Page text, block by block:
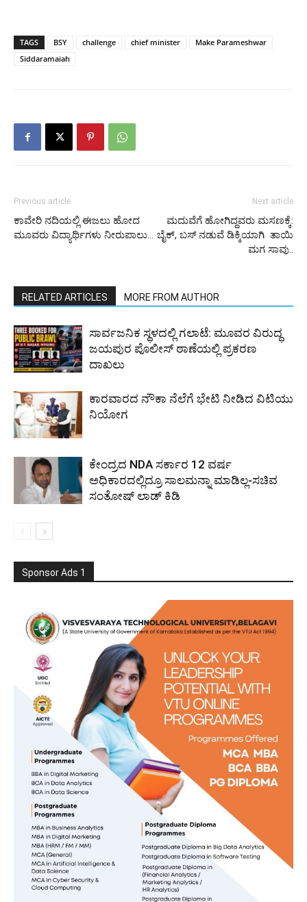
TAGS BSY challenge chief minister
Make Parameshwar
Siddaramaiah
Previous article
ಕಾವೇರಿ ನದಿಯಲ್ಲಿ ಈಜಲು ಹೋದ
ಮೂವರು ವಿದ್ಯಾರ್ಥಿಗಳು ನೀರುಪಾಲು…
Next article
ಮದುವೆಗೆ ಹೋಗಿದ್ದವರು ಮಸಣಕ್ಕೆ:
ಬೈಕ್, ಬಸ್ ನಡುವೆ ಡಿಕ್ಕಿಯಾಗಿ ತಾಯಿ
ಮಗ ಸಾವು..
RELATED ARTICLES MORE FROM AUTHOR
ಸಾರ್ವಜನಿಕ ಸ್ಥಳದಲ್ಲಿ ಗಲಾಟೆ: ಮೂವರ ವಿರುದ್ಧ
ಜಯಪುರ ಪೊಲೀಸ್ ಠಾಣೆಯಲ್ಲಿ ಪ್ರಕರಣ
ದಾಖಲು
ಕಾರವಾರದ ನೌಕಾ ನೆಲೆಗೆ ಭೇಟಿ ನೀಡಿದ ವಿಟಿಯು
ನಿಯೋಗ
ಕೇಂದ್ರದ NDA ಸರ್ಕಾರ 12 ವರ್ಷ
ಅಧಿಕಾರದಲ್ಲಿದ್ರೂ ಸಾಲಮನ್ನಾ ಮಾಡಿಲ್ಲ-ಸಚಿವ
ಸಂತೋಷ್ ಲಾಡ್ ಕಿಡಿ
Sponsor Ads 1